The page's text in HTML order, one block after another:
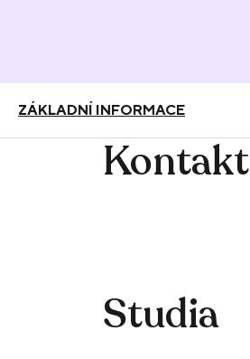
ZÁKLADNÍ INFORMACE
Kontakt
Studia